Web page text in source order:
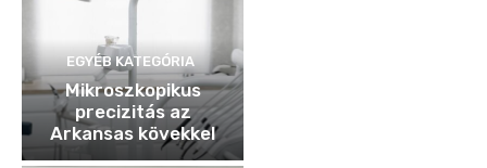
EGYÉB KATEGÓRIA
Mikroszkopikus
precizitás az
Arkansas kövekkel